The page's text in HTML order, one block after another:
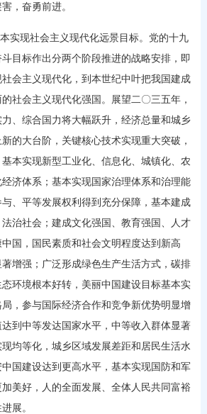
，奋勇前进。
现社会主义现代化远景目标。党的十九
目标作出分两个阶段推进的战略安排，即
会主义现代化，到本世纪中叶把我国建成
社会主义现代化强国。展望二〇三五年，
、综合国力将大幅跃升，经济总量和城乡
的大台阶，关键核心技术实现重大突破，
本实现新型工业化、信息化、城镇化、农
济体系；基本实现国家治理体系和治理能
、平等发展权利得到充分保障，基本建成
治社会；建成文化强国、教育强国、人才
国，国民素质和社会文明程度达到新高
增强；广泛形成绿色生产生活方式，碳排
环境根本好转，美丽中国建设目标基本实
，参与国际经济合作和竞争新优势明显增
到中等发达国家水平，中等收入群体显著
均等化，城乡区域发展差距和居民生活水
国建设达到更高水平，基本实现国防和军
美好，人的全面发展、全体人民共同富裕
展。